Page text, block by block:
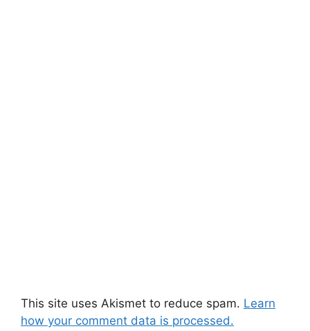
This site uses Akismet to reduce spam. Learn
how your comment data is processed.